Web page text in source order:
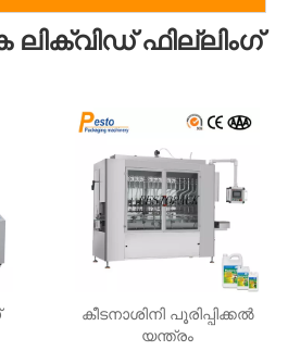
ഫില്ലിംഗ്
കീടനാശിനി പൂരിപ്പിക്കൽ
യന്ത്രം